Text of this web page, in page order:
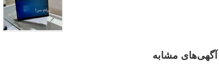
آگهی‌های مشابه